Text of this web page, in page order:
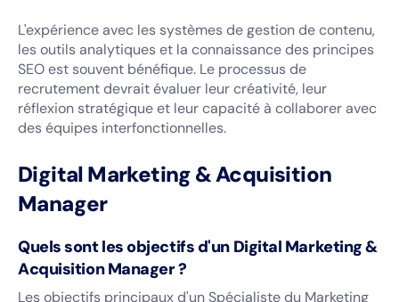
L'expérience avec les systèmes de gestion de contenu,
les outils analytiques et la connaissance des principes
SEO est souvent bénéfique. Le processus de
recrutement devrait évaluer leur créativité, leur
réflexion stratégique et leur capacité à collaborer avec
des équipes interfonctionnelles.
Digital Marketing & Acquisition
Manager
Quels sont les objectifs d'un Digital Marketing &
Acquisition Manager ?
Les objectifs principaux d'un Spécialiste du Marketing